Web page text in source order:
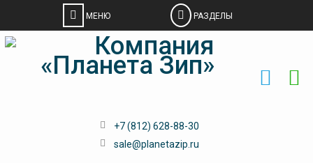
Skip
+7 (812) 628-88-30
sale@planetazip.ru